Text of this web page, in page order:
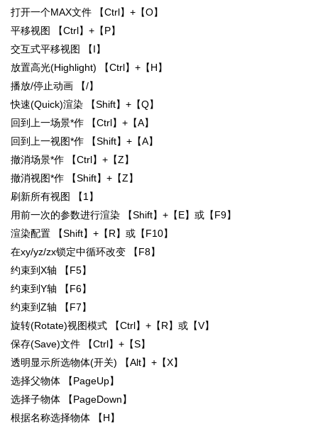
打开一个MAX文件 【Ctrl】+【O】
平移视图 【Ctrl】+【P】
交互式平移视图 【I】
放置高光(Highlight) 【Ctrl】+【H】
播放/停止动画 【/】
快速(Quick)渲染 【Shift】+【Q】
回到上一场景*作 【Ctrl】+【A】
回到上一视图*作 【Shift】+【A】
撤消场景*作 【Ctrl】+【Z】
撤消视图*作 【Shift】+【Z】
刷新所有视图 【1】
用前一次的参数进行渲染 【Shift】+【E】或【F9】
渲染配置 【Shift】+【R】或【F10】
在xy/yz/zx锁定中循环改变 【F8】
约束到X轴 【F5】
约束到Y轴 【F6】
约束到Z轴 【F7】
旋转(Rotate)视图模式 【Ctrl】+【R】或【V】
保存(Save)文件 【Ctrl】+【S】
透明显示所选物体(开关) 【Alt】+【X】
选择父物体 【PageUp】
选择子物体 【PageDown】
根据名称选择物体 【H】